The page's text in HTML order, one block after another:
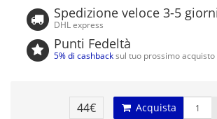
Spedizione veloce 3-5 giorni
DHL express
Punti Fedeltà
5% di cashbacksul tuo prossimo acquisto
44€ Acquista